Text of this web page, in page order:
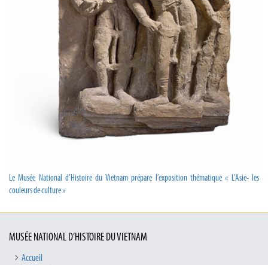
Le Musée National d’Histoire du Vietnam prépare l’exposition thématique « L’Asie- les
couleurs de culture »
MUSÉE NATIONAL D’HISTOIRE DU VIETNAM
Accueil